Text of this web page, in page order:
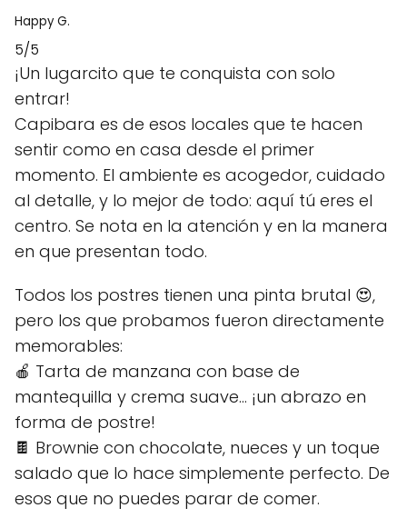
Happy G.
5/5
¡Un lugarcito que te conquista con solo
entrar!
Capibara es de esos locales que te hacen
sentir como en casa desde el primer
momento. El ambiente es acogedor, cuidado
al detalle, y lo mejor de todo: aquí tú eres el
centro. Se nota en la atención y en la manera
en que presentan todo.
Todos los postres tienen una pinta brutal 😍,
pero los que probamos fueron directamente
memorables:
🍎 Tarta de manzana con base de
mantequilla y crema suave… ¡un abrazo en
forma de postre!
🍫 Brownie con chocolate, nueces y un toque
salado que lo hace simplemente perfecto. De
esos que no puedes parar de comer.